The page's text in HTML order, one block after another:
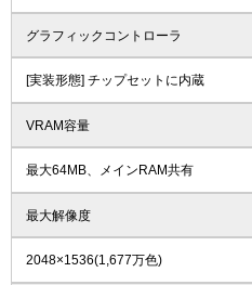
グラフィックコントローラ
[実装形態] チップセットに内蔵
VRAM容量
最大64MB、メインRAM共有
最大解像度
2048×1536(1,677万色)